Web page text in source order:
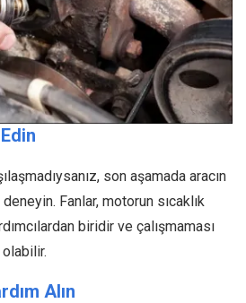
son aşamada aracın
Fanlar, motorun sıcaklık
biridir ve çalışmaması
Alın